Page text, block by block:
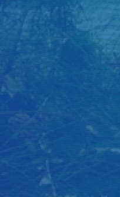
Pengarang
Subjek
ISBN/ISSN
Lokasi